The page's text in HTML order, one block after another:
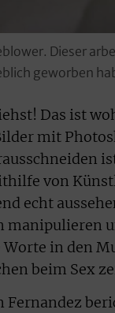
Dieser
geworben
Das ist
mit
von
echt
manipulieren
in den
beim Sex